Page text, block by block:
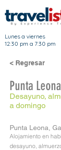
Lunes a viernes
12:30 pm a 7:30 pm
< Regresar
Punta Leona
Desayuno,
a domingo
Punta Leona,
Alojamiento en
desayuno,